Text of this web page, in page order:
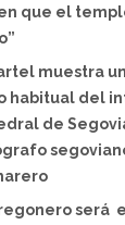
que el
muestra
habitual del
de
será